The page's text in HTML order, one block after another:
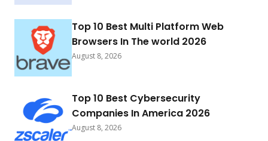
Top 10 Best Multi Platform Web
Browsers In The world 2026
August 8, 2026
Top 10 Best Cybersecurity
Companies In America 2026
August 8, 2026